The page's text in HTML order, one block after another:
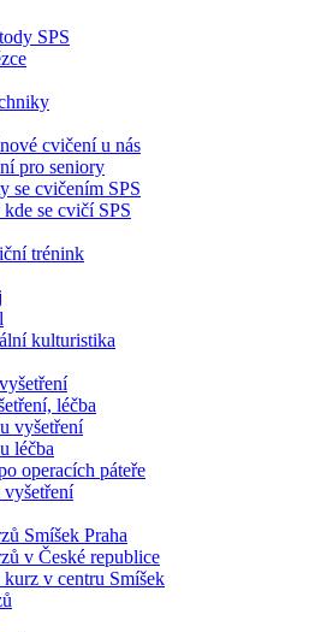
SPS
cvičení u nás
pro seniory
se cvičením SPS
se cvičí SPS
trénink
kulturistika
léčba
vyšetření
léčba
operacích páteře
Smíšek Praha
v České republice
v centru Smíšek